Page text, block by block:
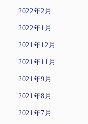
2022年2月
2022年1月
2021年12月
2021年11月
2021年9月
2021年8月
2021年7月